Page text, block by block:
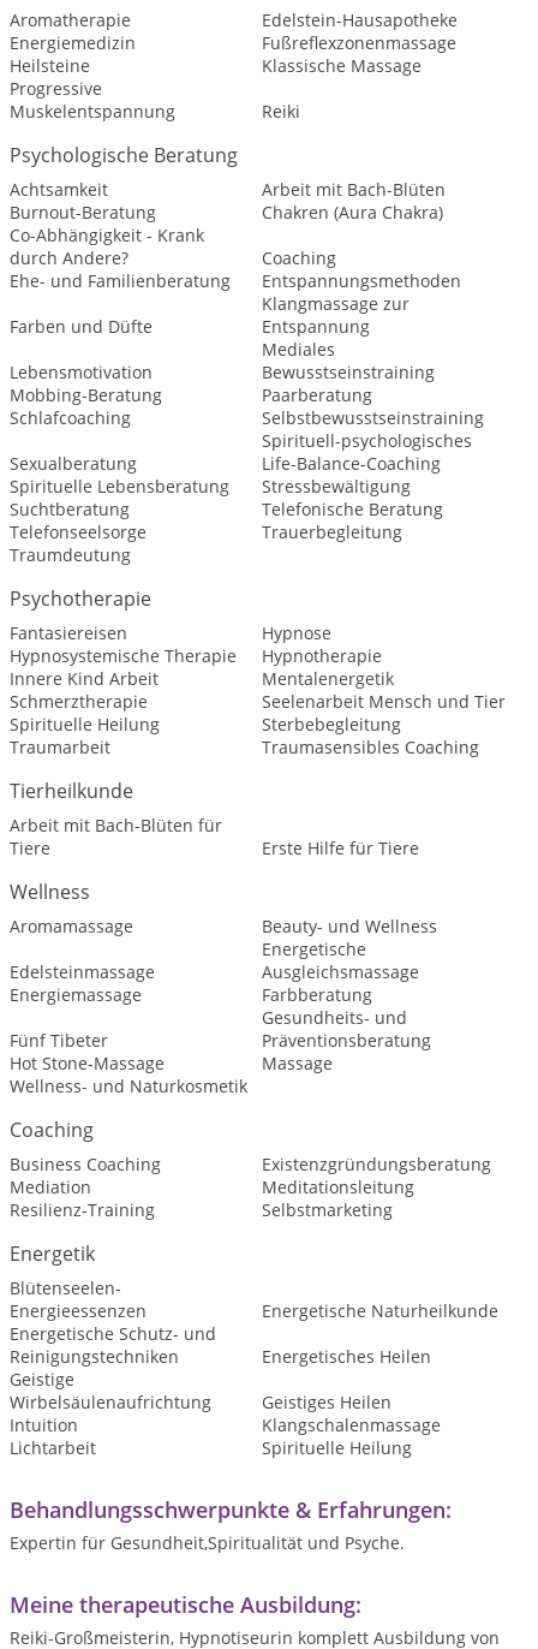
Aromatherapie
Edelstein-Hausapotheke
Energiemedizin
Fußreflexzonenmassage
Heilsteine
Klassische Massage
Progressive
Muskelentspannung
Reiki
Psychologische Beratung
Achtsamkeit
Arbeit mit Bach-Blüten
Burnout-Beratung
Chakren (Aura Chakra)
Co-Abhängigkeit - Krank
durch Andere?
Coaching
Ehe- und Familienberatung
Entspannungsmethoden
Farben und Düfte
Klangmassage zur
Entspannung
Lebensmotivation
Mediales
Bewusstseinstraining
Mobbing-Beratung
Paarberatung
Schlafcoaching
Selbstbewusstseinstraining
Sexualberatung
Spirituell-psychologisches
Life-Balance-Coaching
Spirituelle Lebensberatung
Stressbewältigung
Suchtberatung
Telefonische Beratung
Telefonseelsorge
Trauerbegleitung
Traumdeutung
Psychotherapie
Fantasiereisen
Hypnose
Hypnosystemische Therapie
Hypnotherapie
Innere Kind Arbeit
Mentalenergetik
Schmerztherapie
Seelenarbeit Mensch und Tier
Spirituelle Heilung
Sterbebegleitung
Traumarbeit
Traumasensibles Coaching
Tierheilkunde
Arbeit mit Bach-Blüten für
Tiere
Erste Hilfe für Tiere
Wellness
Aromamassage
Beauty- und Wellness
Edelsteinmassage
Energetische
Ausgleichsmassage
Energiemassage
Farbberatung
Fünf Tibeter
Gesundheits- und
Präventionsberatung
Hot Stone-Massage
Massage
Wellness- und Naturkosmetik
Coaching
Business Coaching
Existenzgründungsberatung
Mediation
Meditationsleitung
Resilienz-Training
Selbstmarketing
Energetik
Blütenseelen-
Energieessenzen
Energetische Naturheilkunde
Energetische Schutz- und
Reinigungstechniken
Energetisches Heilen
Geistige
Wirbelsäulenaufrichtung
Geistiges Heilen
Intuition
Klangschalenmassage
Lichtarbeit
Spirituelle Heilung
Behandlungsschwerpunkte & Erfahrungen:
Expertin für Gesundheit,Spiritualität und Psyche.
Meine therapeutische Ausbildung:
Reiki-Großmeisterin, Hypnotiseurin komplett Ausbildung von